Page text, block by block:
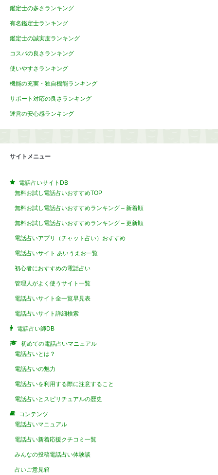
鑑定士の多さランキング
有名鑑定士ランキング
鑑定士の誠実度ランキング
コスパの良さランキング
使いやすさランキング
機能の充実・独自機能ランキング
サポート対応の良さランキング
運営の安心感ランキング
サイトメニュー
電話占いサイトDB
無料お試し電話占いおすすめTOP
無料お試し電話占いおすすめランキング – 新着順
無料お試し電話占いおすすめランキング – 更新順
電話占いアプリ（チャット占い）おすすめ
電話占いサイト あいうえお一覧
初心者におすすめの電話占い
管理人がよく使うサイト一覧
電話占いサイト全一覧早見表
電話占いサイト詳細検索
電話占い師DB
初めての電話占いマニュアル
電話占いとは？
電話占いの魅力
電話占いを利用する際に注意すること
電話占いとスピリチュアルの歴史
コンテンツ
電話占いマニュアル
電話占い新着応援クチコミ一覧
みんなの投稿電話占い体験談
占いご意見箱